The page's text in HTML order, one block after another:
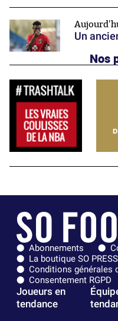
Un
Nos
Abonnements
La boutique SO PRESS
Conditions générales
Consentement RGPD
Joueurs en
tendance